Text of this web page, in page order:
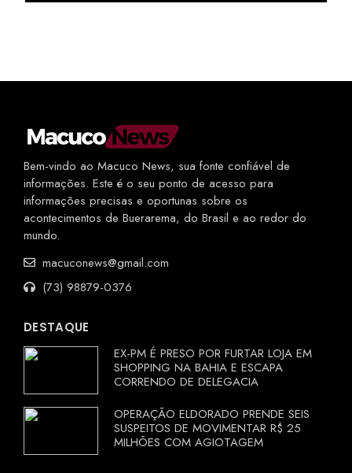
Bem-vindo ao Macuco News, sua fonte confiável de
informações. Este é o seu ponto de acesso para
informações precisas e oportunas sobre os
acontecimentos de Buerarema, do Brasil e ao redor do
mundo.
macuconews@gmail.com
(73) 98879-0376
DESTAQUE
EX-PM É PRESO POR FURTAR LOJA EM
SHOPPING NA BAHIA E ESCAPA
CORRENDO DE DELEGACIA
OPERAÇÃO ELDORADO PRENDE SEIS
SUSPEITOS DE MOVIMENTAR R$ 25
MILHÕES COM AGIOTAGEM